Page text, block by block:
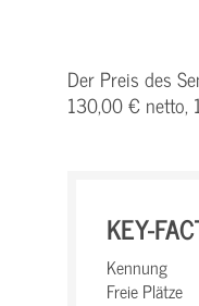
Der Preis des
130,00 € netto,
KEY-
Kennung
Freie Plätze